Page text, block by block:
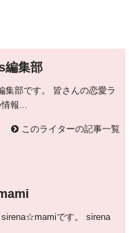
編集部
集部です。 皆さんの恋愛ラ
報...
このライターの記事一覧
sirena☆mamiです。 sirena